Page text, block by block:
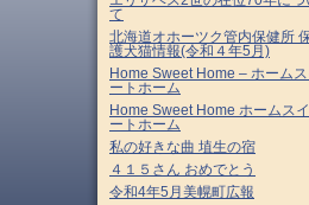
て
北海道オホーツク管内保健所
護犬猫情報(令和４年5月)
Home Sweet Home – ホームス
ートホーム
Home Sweet Home ホームスイ
ートホーム
私の好きな曲 埴生の宿
４１５さん おめでとう
令和4年5月美幌町広報